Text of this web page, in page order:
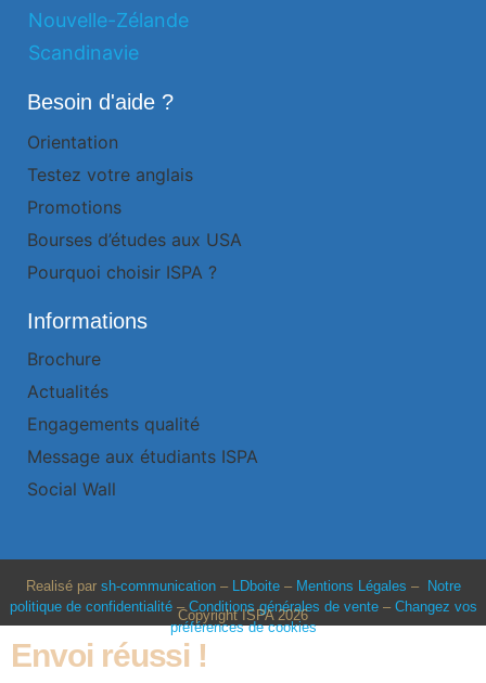
Nouvelle-Zélande
Scandinavie
Besoin d'aide ?
Orientation
Testez votre anglais
Promotions
Bourses d’études aux USA
Pourquoi choisir ISPA ?
Informations
Brochure
Actualités
Engagements qualité
Message aux étudiants ISPA
Social Wall
Realisé par sh-communication– LDboite– Mentions Légales –
Notre
politique de confidentialité–Conditions générales de vente– Changez vos
préférences de cookies
Copyright ISPA 2026
Envoi réussi !